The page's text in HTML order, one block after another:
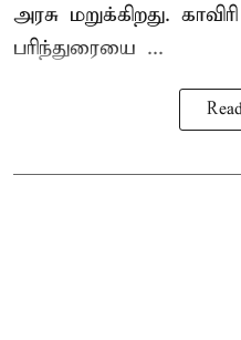
அரசு மறுக்கிறது.
பரிந்துரையை ...